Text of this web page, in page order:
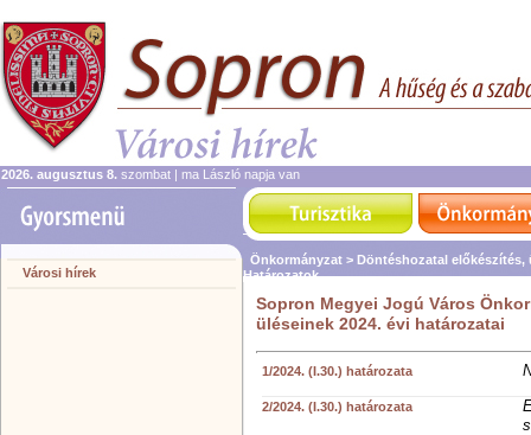
2026. augusztus 8. szombat | ma László napja van
Városi hírek
Önkormányzat > Döntéshozatal előkészítés,
Határozatok
Sopron Megyei Jogú Város
üléseinek 2024. évi határozatai
1/2024. (I.30.) határozata
2/2024. (I.30.) határozata